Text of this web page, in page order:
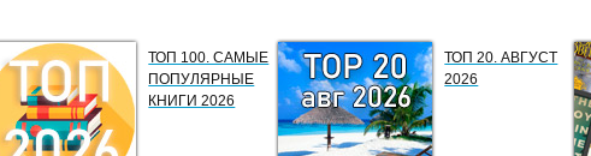
ТОП 100. САМЫЕ
ПОПУЛЯРНЫЕ
КНИГИ 2026
ТОП 20. АВГУСТ
2026